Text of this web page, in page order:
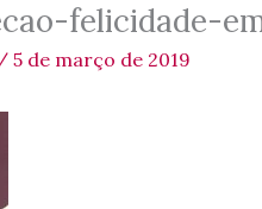
felicidade-
/ 5 de março de 2019